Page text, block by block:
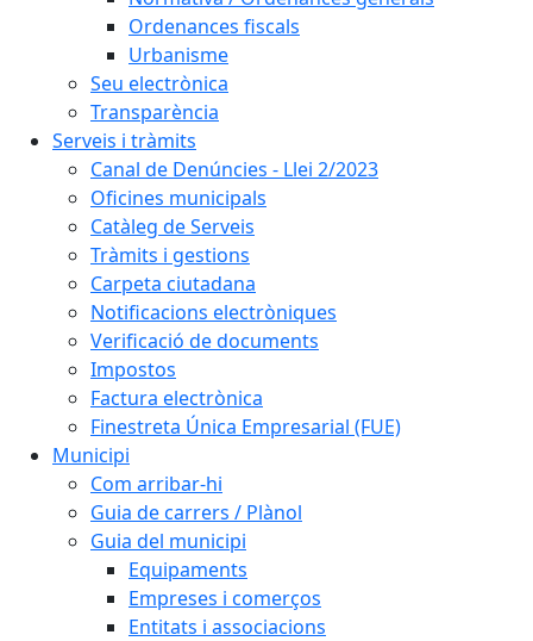
Ordenances fiscals
Urbanisme
Seu electrònica
Transparència
Serveis i tràmits
Canal de Denúncies - Llei 2/2023
Oficines municipals
Catàleg de Serveis
Tràmits i gestions
Carpeta ciutadana
Notificacions electròniques
Verificació de documents
Impostos
Factura electrònica
Finestreta Única Empresarial (FUE)
Municipi
Com arribar-hi
Guia de carrers / Plànol
Guia del municipi
Equipaments
Empreses i comerços
Entitats i associacions